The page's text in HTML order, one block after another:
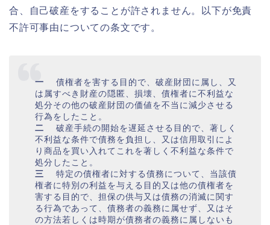
合、自己破産をすることが許されません。以下が免責
不許可事由についての条文です。
一
債権者を害する目的で、破産財団に属し、又
は属すべき財産の隠匿、損壊、債権者に不利益な
処分その他の破産財団の価値を不当に減少させる
行為をしたこと。
二
破産手続の開始を遅延させる目的で、著しく
不利益な条件で債務を負担し、又は信用取引によ
り商品を買い入れてこれを著しく不利益な条件で
処分したこと。
三
特定の債権者に対する債務について、当該債
権者に特別の利益を与える目的又は他の債権者を
害する目的で、担保の供与又は債務の消滅に関す
る行為であって、債務者の義務に属せず、又はそ
の方法若しくは時期が債務者の義務に属しないも